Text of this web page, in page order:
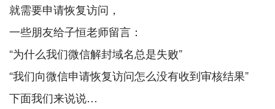
就需要申请恢复访问，
一些朋友给子恒老师留言：
“为什么我们微信解封域名总是失败”
“我们向微信申请恢复访问怎么没有收到审核结果”
下面我们来说说…